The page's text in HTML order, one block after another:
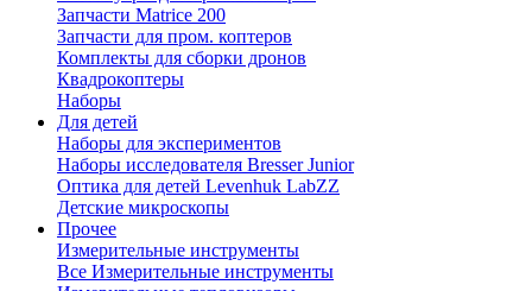
Запчасти Matrice 200
Запчасти для пром. коптеров
Комплекты для сборки дронов
Квадрокоптеры
Наборы
Для детей
Наборы для экспериментов
Наборы исследователя Bresser Junior
Оптика для детей Levenhuk LabZZ
Детские микроскопы
Прочее
Измерительные инструменты
Все Измерительные инструменты